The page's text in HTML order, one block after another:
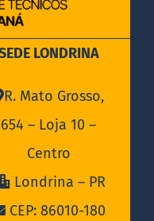
LONDRINA
R. Mato Grosso,
654 – Loja 10 –
Centro
Londrina – PR
CEP: 86010-180